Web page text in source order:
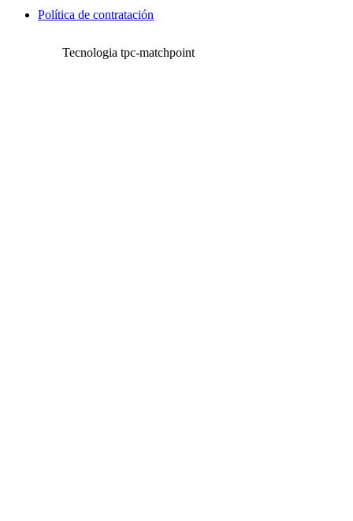
Política de contratación
Tecnologia tpc-matchpoint